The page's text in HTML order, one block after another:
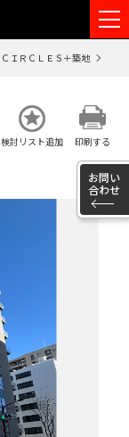
ＣＩＲＣＬＥＳ＋築地
検討リスト追加 印刷する
お問い
合わせ